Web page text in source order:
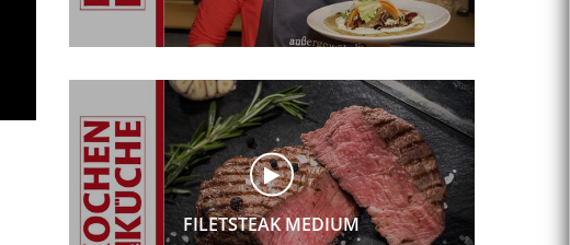
FILETSTEAK MEDIUM